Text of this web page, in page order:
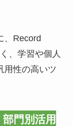
、Record
、学習や個人
用性の高いツ
門別活用